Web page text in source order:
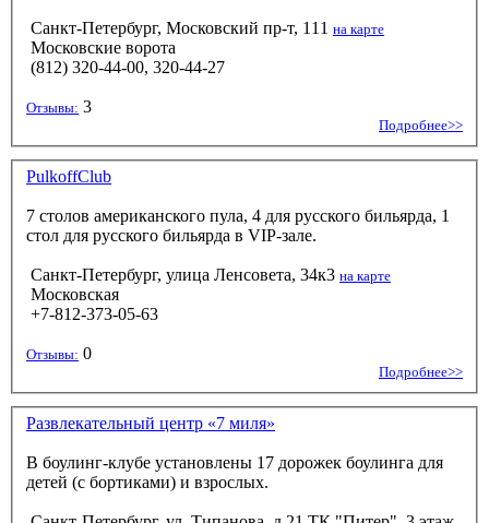
Санкт-Петербург, Московский пр-т, 111 на карте
Московские ворота
(812) 320-44-00, 320-44-27
Отзывы: 3
Подробнее>>
PulkoffClub
7 столов американского пула, 4 для русского бильярда, 1
стол для русского бильярда в VIP-зале.
Санкт-Петербург, улица Ленсовета, 34к3 на карте
Московская
+7-812-373‑05-63
Отзывы: 0
Подробнее>>
Развлекательный центр «7 миля»
В боулинг-клубе установлены 17 дорожек боулинга для
детей (с бортиками) и взрослых.